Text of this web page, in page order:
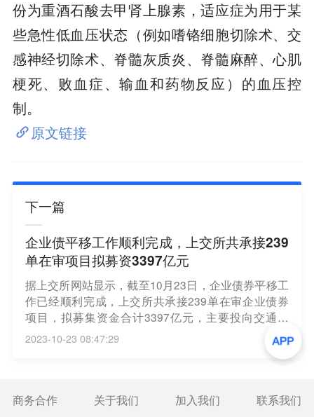
份为重酒石酸去甲肾上腺素，适应症为用于某
些急性低血压状态（例如嗜铬细胞切除术、交
感神经切除术、脊髓灰质炎、脊髓麻醉、心肌
梗死、败血症、输血和药物反应）的血压控
制。
原文链接
下一篇
企业债平移工作顺利完成，上交所共承接239
单在审项目拟募资3397亿元
据上交所网站显示，截至10月23日，企业债券平移工
作已经顺利完成，上交所共承接239单在审企业债券
项目，拟募集资金合计3397亿元，主要投向交通运
输、产业园区、新型城镇化、安置房建设等国家战略
2023-10-23 08:47:29
商务合作 关于我们 加入我们 联系我们